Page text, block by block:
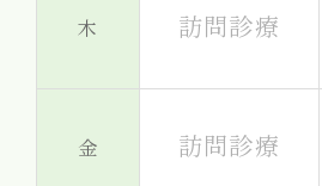
木 訪問診療
金 訪問診療